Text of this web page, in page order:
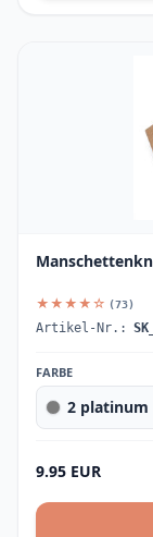
★★★★☆ (73)
Artikel-Nr.:
FARBE
2 platinum
9.95 EUR